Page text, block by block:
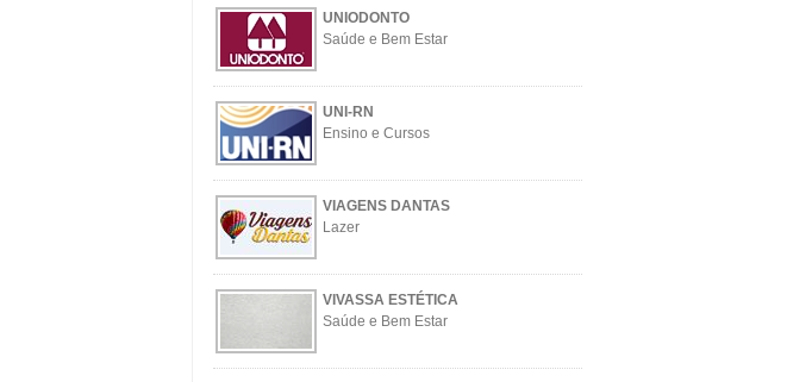
UNIODONTO
Saúde e Bem Estar
UNI-RN
Ensino e Cursos
VIAGENS DANTAS
Lazer
VIVASSA ESTÉTICA
Saúde e Bem Estar